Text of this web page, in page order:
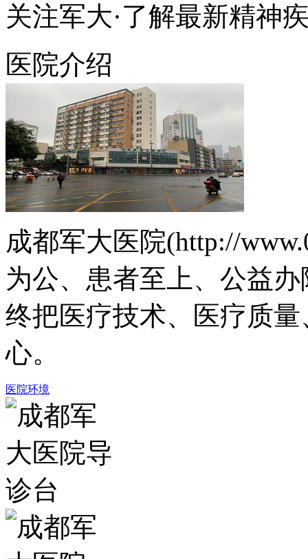
关注军大·了解最新精神
医院介绍
成都军大医院(http://
为公、患者至上、公益
终把医疗技术、医疗质
心。
医院环境